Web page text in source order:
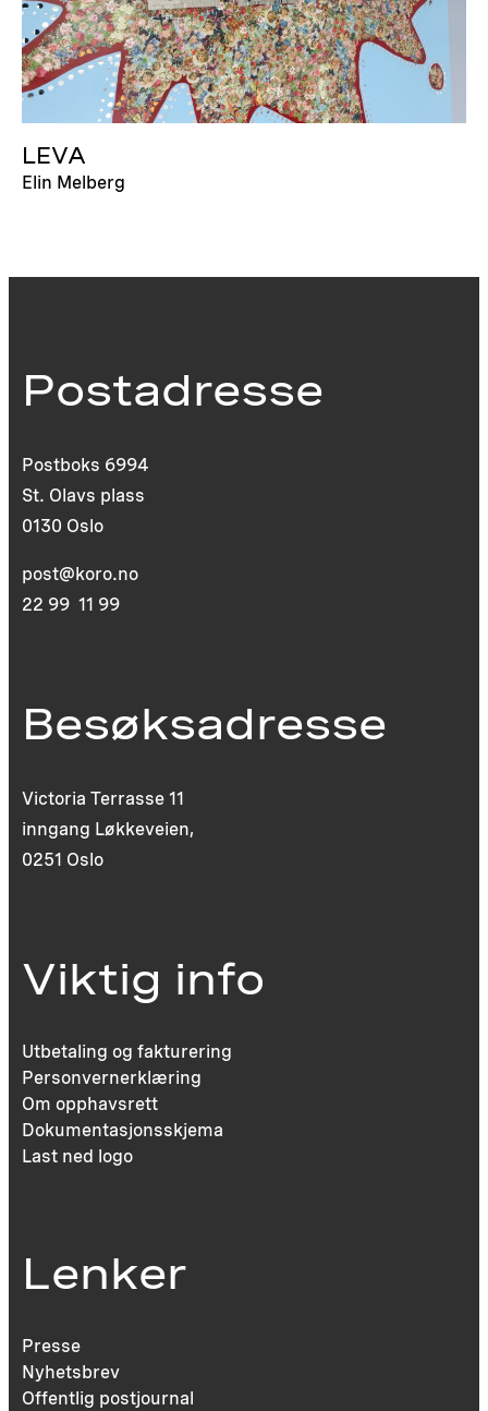
LEVA
Elin Melberg
Postadresse
Postboks 6994
St. Olavs plass
0130 Oslo
post@koro.no
22 99 11 99
Besøksadresse
Victoria Terrasse 11
inngang Løkkeveien,
0251 Oslo
Viktig info
Utbetaling og fakturering
Personvernerklæring
Om opphavsrett
Dokumentasjonsskjema
Last ned logo
Lenker
Presse
Nyhetsbrev
Offentlig postjournal